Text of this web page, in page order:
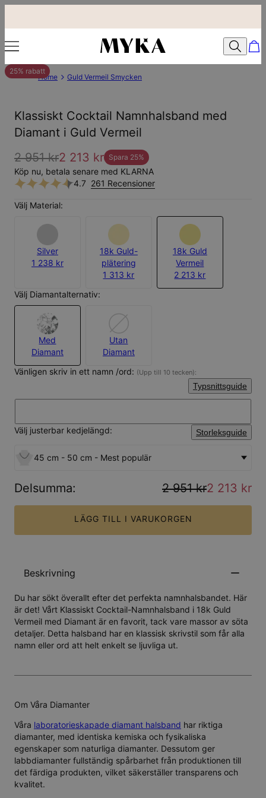
25% rabatt
Home Guld Vermeil Smycken
Klassiskt Cocktail Namnhalsband med
Diamant i Guld Vermeil
2 951 kr2 213 kr Spara 25%
Köp nu, betala senare med KLARNA
4.7 261 Recensioner
Välj Material:
Silver
1 238 kr
18k Guld-
plätering
1 313 kr
18k Guld
Vermeil
2 213 kr
Välj Diamantalternativ:
Med
Diamant
Utan
Diamant
Vänligen skriv in ett namn /ord: (Upp till 10 tecken):
Typsnittsguide
Välj justerbar kedjelängd: Storleksguide
45 cm - 50 cm - Mest populär
Delsumma: 2 951 kr2 213 kr
LÄGG TILL I VARUKORGEN
Beskrivning
Du har sökt överallt efter det perfekta namnhalsbandet. Här
är det! Vårt Klassiskt Cocktail-Namnhalsband i 18k Guld
Vermeil med Diamant är en favorit, tack vare massor av söta
detaljer. Detta halsband har en klassisk skrivstil som får alla
namn eller ord att helt enkelt se ljuvliga ut.
Om Våra Diamanter
Våra laboratorieskapade diamant halsband har riktiga
diamanter, med identiska kemiska och fysikaliska
egenskaper som naturliga diamanter. Dessutom ger
labbdiamanter fullständig spårbarhet från produktionen till
det färdiga produkten, vilket säkerställer transparens och
kvalitet.